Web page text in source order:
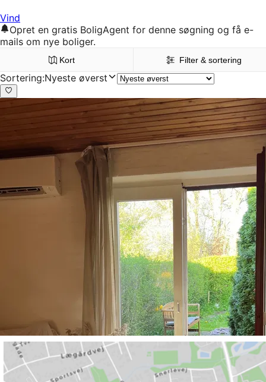
Vind
Opret en gratis BoligAgent for denne søgning og få e-
mails om nye boliger.
Kort Filter & sortering
Sortering:Nyeste øverst